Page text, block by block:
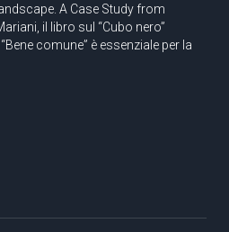
A Case Study from
il libro sul “Cubo nero”
comune” è essenziale per la